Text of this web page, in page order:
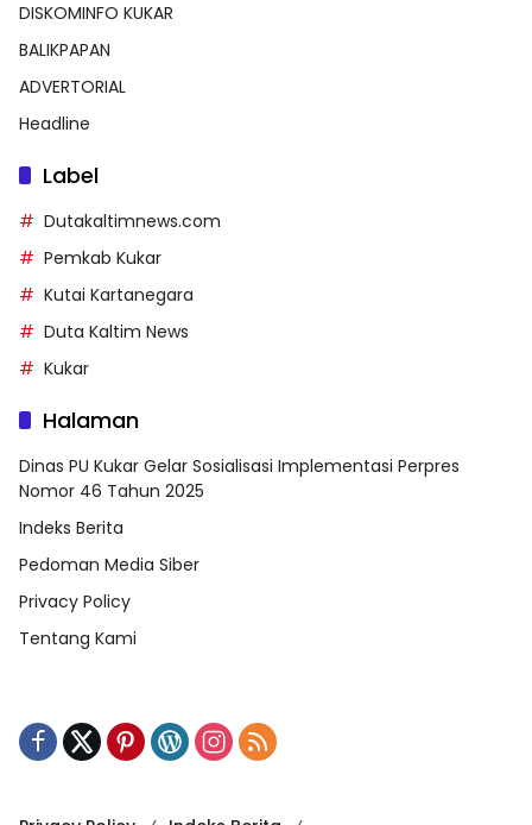
DISKOMINFO KUKAR
BALIKPAPAN
ADVERTORIAL
Headline
Label
Dutakaltimnews.com
Pemkab Kukar
Kutai Kartanegara
Duta Kaltim News
Kukar
Halaman
Dinas PU Kukar Gelar Sosialisasi Implementasi Perpres
Nomor 46 Tahun 2025
Indeks Berita
Pedoman Media Siber
Privacy Policy
Tentang Kami